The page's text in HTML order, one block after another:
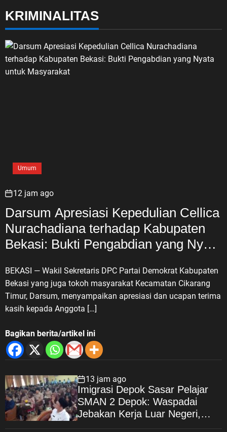
KRIMINALITAS
Umum
12 jam ago
Darsum Apresiasi Kepedulian Cellica
Nurachadiana terhadap Kabupaten
Bekasi: Bukti Pengabdian yang Nyata
BEKASI — Wakil Sekretaris DPC Partai Demokrat Kabupaten
Bekasi yang juga tokoh masyarakat Kecamatan Cikarang
Timur, Darsum, menyampaikan apresiasi dan ucapan terima
kasih kepada Anggota […]
Bagikan berita/artikel ini
13 jam ago
Imigrasi Depok Sasar Pelajar
SMAN 2 Depok: Waspadai
Jebakan Kerja Luar Negeri,